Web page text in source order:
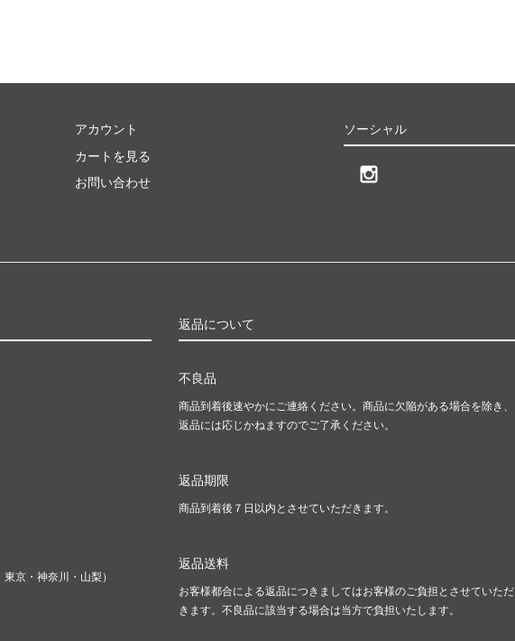
アカウント
カートを見る
お問い合わせ
ソーシャル
京・神奈川・山梨）
返品について
不良品
商品到着後速やかにご連絡ください。商品に欠陥がある場合を除き、
返品には応じかねますのでご了承ください。
返品期限
商品到着後７日以内とさせていただきます。
返品送料
お客様都合による返品につきましてはお客様のご負担とさせていただ
きます。不良品に該当する場合は当方で負担いたします。